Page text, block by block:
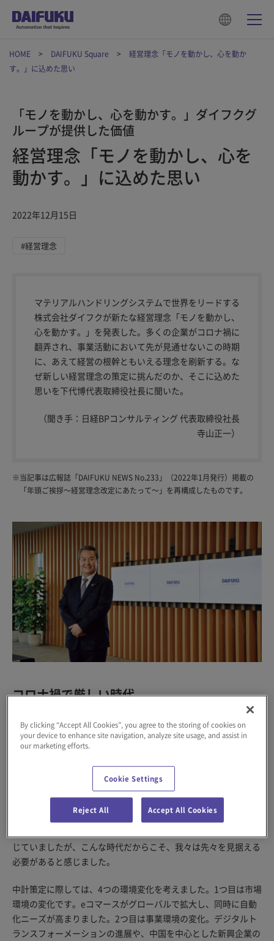
HOME DAIFUKU Square
経営理念「モノを動かし、心を動か
す。」に込めた思い
「モノを動かし、心を動かす。」ダイフクグ
ループが提供した価値
経営理念「モノを動かし、心を
動かす。」に込めた思い
2022年12月15日
#経営理念
マテリアルハンドリングシステムで世界をリードする
株式会社ダイフクが新たな経営理念「モノを動かし、
心を動かす。」を発表した。多くの企業がコロナ禍に
翻弄され、事業活動において先が見通せないこの時期
に、あえて経営の根幹ともいえる理念を刷新する。な
ぜ新しい経営理念の策定に挑んだのか、そこに込めた
思いを下代博代表取締役社長に聞いた。
（聞き手：日経BPコンサルティング 代表取締役社長
寺山正一）
※当記事は広報誌「DAIFUKU NEWS No.233」（2022年1月発行）掲載の
「年頭ご挨拶～経営理念改定にあたって～」を再構成したものです。
コロナ禍で厳しい時代
2023」（以下、中計）をスタートされました。今回の経営理念
の改定はいつごろから考えていましたか。
私自身は2020年後半から考えていました。その時期は中計の策
じていましたが、こんな時代だからこそ、我々は先々を見据える
必要があると感じました。
中計策定に際しては、4つの環境変化を考えました。1つ目は市場
環境の変化です。eコマースがグローバルで拡大し、同時に自動
化ニーズが高まりました。2つ目は事業環境の変化。デジタルト
ランスフォーメーションの進展や、中国を中心とした新興企業の
By clicking “Accept All Cookies”, you agree to the storing of cookies on
your device to enhance site navigation, analyze site usage, and assist in
our marketing efforts.
Cookie Settings
Reject All Accept All Cookies